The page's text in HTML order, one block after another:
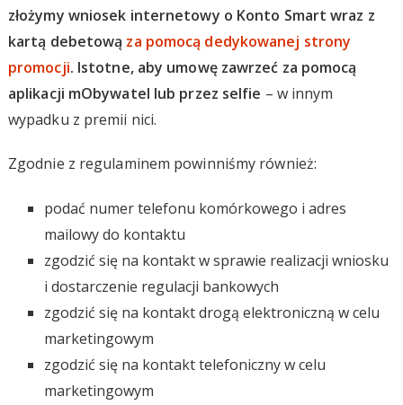
złożymy wniosek internetowy o Konto Smart wraz z
kartą debetową za pomocą dedykowanej strony
promocji. Istotne, aby umowę zawrzeć za pomocą
aplikacji mObywatel lub przez selfie – w innym
wypadku z premii nici.
Zgodnie z regulaminem powinniśmy również:
podać numer telefonu komórkowego i adres
mailowy do kontaktu
zgodzić się na kontakt w sprawie realizacji wniosku
i dostarczenie regulacji bankowych
zgodzić się na kontakt drogą elektroniczną w celu
marketingowym
zgodzić się na kontakt telefoniczny w celu
marketingowym